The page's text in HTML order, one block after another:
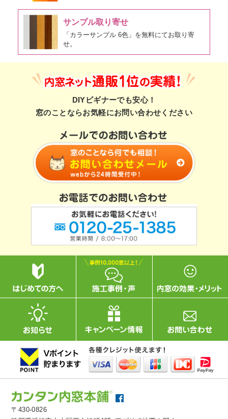
サンプル取り寄せ
「カラーサンプル 6色」を無料にてお取り寄
せ。
DIYビギナーでも安心！
窓のことならお気軽にお問い合わせください
〒430-0826